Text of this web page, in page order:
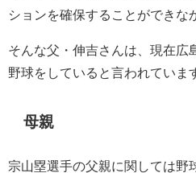
ションを確保することができな
そんな父・伸吉さんは、現在広
野球をしていると言われていま
母親
宗山塁選手の父親に関しては野